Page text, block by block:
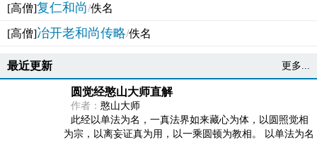
[高僧]复仁和尚/佚名
[高僧]冶开老和尚传略/佚名
最近更新 更多...
圆觉经憨山大师直解
作者： 憨山大师
此经以单法为名，一真法界如来藏心为体，以圆照觉相
为宗，以离妄证真为用，以一乘圆顿为教相。 以单法为名